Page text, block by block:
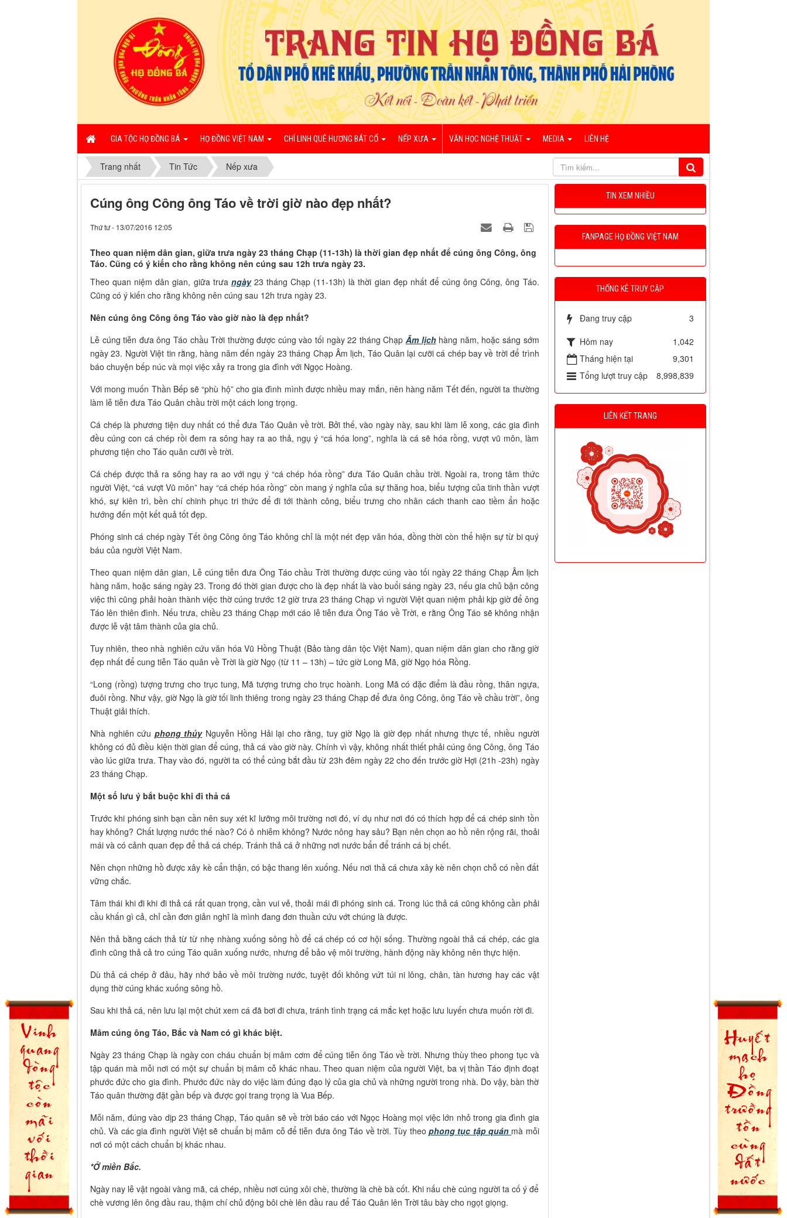
GIA TỘC HỌ ĐỒNG BÁ HỌ ĐỒNG VIỆT NAM CHÍ LINH QUÊ HƯƠNG BÁT CỔ NẾP XƯA VĂN HỌC NGHỆ THUẬT MEDIA LIÊN HỆ
Trang nhất Tin Tức Nếp xưa
Cúng ông Công ông Táo về trời giờ nào đẹp nhất?
Thứ tư - 13/07/2016 12:05
Theo quan niệm dân gian, giữa trưa ngày 23 tháng Chạp (11-13h) là thời gian đẹp nhất để cúng ông Công, ông
Táo. Cũng có ý kiến cho rằng không nên cúng sau 12h trưa ngày 23.
Theo quan niệm dân gian, giữa trưa ngày23 tháng Chạp (11-13h) là thời gian đẹp nhất để cúng ông Công, ông Táo.
Cũng có ý kiến cho rằng không nên cúng sau 12h trưa ngày 23.
Nên cúng ông Công ông Táo vào giờ nào là đẹp nhất?
Lễ cúng tiễn đưa ông Táo chầu Trời thường được cúng vào tối ngày 22 tháng Chạp Âm lịchhàng năm, hoặc sáng sớm
ngày 23. Người Việt tin rằng, hàng năm đến ngày 23 tháng Chạp Âm lịch, Táo Quân lại cưỡi cá chép bay về trời để trình
báo chuyện bếp núc và mọi việc xảy ra trong gia đình với Ngọc Hoàng.
Với mong muốn Thần Bếp sẽ “phù hộ” cho gia đình mình được nhiều may mắn, nên hàng năm Tết đến, người ta thường
làm lễ tiễn đưa Táo Quân chầu trời một cách long trọng.
Cá chép là phương tiện duy nhất có thể đưa Táo Quân về trời. Bởi thế, vào ngày này, sau khi làm lễ xong, các gia đình
đều cúng con cá chép rồi đem ra sông hay ra ao thả, ngụ ý “cá hóa long”, nghĩa là cá sẽ hóa rồng, vượt vũ môn, làm
phương tiện cho Táo quân cưỡi về trời.
Cá chép được thả ra sông hay ra ao với ngụ ý “cá chép hóa rồng” đưa Táo Quân chầu trời. Ngoài ra, trong tâm thức
người Việt, “cá vượt Vũ môn” hay “cá chép hóa rồng” còn mang ý nghĩa của sự thăng hoa, biểu tượng của tinh thần vượt
khó, sự kiên trì, bền chí chinh phục tri thức để đi tới thành công, biểu trưng cho nhân cách thanh cao tiềm ẩn hoặc
hướng đến một kết quả tốt đẹp.
Phóng sinh cá chép ngày Tết ông Công ông Táo không chỉ là một nét đẹp văn hóa, đồng thời còn thể hiện sự từ bi quý
báu của người Việt Nam.
Theo quan niệm dân gian, Lễ cúng tiễn đưa Ông Táo chầu Trời thường được cúng vào tối ngày 22 tháng Chạp Âm lịch
hàng năm, hoặc sáng ngày 23. Trong đó thời gian được cho là đẹp nhất là vào buổi sáng ngày 23, nếu gia chủ bận công
việc thì cũng phải hoàn thành việc thờ cúng trước 12 giờ trưa 23 tháng Chạp vì người Việt quan niệm phải kịp giờ để ông
Táo lên thiên đình. Nếu trưa, chiều 23 tháng Chạp mới cáo lễ tiễn đưa Ông Táo về Trời, e rằng Ông Táo sẽ không nhận
được lễ vật tâm thành của gia chủ.
Tuy nhiên, theo nhà nghiên cứu văn hóa Vũ Hồng Thuật (Bảo tàng dân tộc Việt Nam), quan niệm dân gian cho rằng giờ
đẹp nhất để cung tiễn Táo quân về Trời là giờ Ngọ (từ 11 – 13h) – tức giờ Long Mã, giờ Ngọ hóa Rồng.
“Long (rồng) tượng trưng cho trục tung, Mã tượng trưng cho trục hoành. Long Mã có đặc điểm là đầu rồng, thân ngựa,
đuôi rồng. Như vậy, giờ Ngọ là giờ tối linh thiêng trong ngày 23 tháng Chạp để đưa ông Công, ông Táo về chầu trời”, ông
Thuật giải thích.
Nhà nghiên cứu phong thủyNguyễn Hồng Hải lại cho rằng, tuy giờ Ngọ là giờ đẹp nhất nhưng thực tế, nhiều người
không có đủ điều kiện thời gian để cúng, thả cá vào giờ này. Chính vì vậy, không nhất thiết phải cúng ông Công, ông Táo
vào lúc giữa trưa. Thay vào đó, người ta có thể cúng bắt đầu từ 23h đêm ngày 22 cho đến trước giờ Hợi (21h -23h) ngày
23 tháng Chạp.
Một số lưu ý bắt buộc khi đi thả cá
Trước khi phóng sinh bạn cần nên suy xét kĩ lưỡng môi trường nơi đó, ví dụ như nơi đó có thích hợp để cá chép sinh tồn
hay không? Chất lượng nước thế nào? Có ô nhiễm không? Nước nông hay sâu? Bạn nên chọn ao hồ nên rộng rãi, thoải
mái và có cảnh quan đẹp để thả cá chép. Tránh thả cá ở những nơi nước bẩn để tránh cá bị chết.
Nên chọn những hồ được xây kè cẩn thận, có bậc thang lên xuống. Nếu nơi thả cá chưa xây kè nên chọn chỗ có nền đất
vững chắc.
Tâm thái khi đi khi đi thả cá rất quan trọng, cần vui vẻ, thoải mái đi phóng sinh cá. Trong lúc thả cá cũng không cần phải
cầu khấn gì cả, chỉ cần đơn giản nghĩ là mình đang đơn thuần cứu vớt chúng là được.
Nên thả bằng cách thả từ từ nhẹ nhàng xuống sông hồ để cá chép có cơ hội sống. Thường ngoài thả cá chép, các gia
đình cũng thả cả tro cúng Táo quân xuống nước, nhưng để bảo vệ môi trường, hành động này không nên thực hiện.
Dù thả cá chép ở đâu, hãy nhớ bảo về môi trường nước, tuyệt đối không vứt túi ni lông, chân, tàn hương hay các vật
dụng thờ cúng khác xuống sông hồ.
Sau khi thả cá, nên lưu lại một chút xem cá đã bơi đi chưa, tránh tình trạng cá mắc kẹt hoặc lưu luyến chưa muốn rời đi.
Mâm cúng ông Táo, Bắc và Nam có gì khác biệt.
Ngày 23 tháng Chạp là ngày con cháu chuẩn bị mâm cơm để cúng tiễn ông Táo về trời. Nhưng thùy theo phong tục và
tập quán mà mỗi nơi có một sự chuẩn bị mâm cỗ khác nhau. Theo quan niệm của người Việt, ba vị thần Táo định đoạt
phước đức cho gia đình. Phước đức này do việc làm đúng đạo lý của gia chủ và những người trong nhà. Do vậy, bàn thờ
Táo quân thường đặt gần bếp và được gọi trang trọng là Vua Bếp.
Mỗi năm, đúng vào dịp 23 tháng Chạp, Táo quân sẽ về trời báo cáo với Ngọc Hoàng mọi việc lớn nhỏ trong gia đình gia
chủ. Và các gia đình người Việt sẽ chuẩn bị mâm cỗ để tiễn đưa ông Táo về trời. Tùy theo phong tục tập quán mà mỗi
nơi có một cách chuẩn bị khác nhau.
*Ở miền Bắc.
Ngày nay lễ vật ngoài vàng mã, cá chép, nhiều nơi cúng xôi chè, thường là chè bà cốt. Khi nấu chè cúng người ta cố ý để
chè vương lên ông đầu rau, thậm chí chủ động bôi chè lên đầu rau để Táo Quân lên Trời tâu bày cho ngọt giọng.
TIN XEM NHIỀU
FANPAGE HỌ ĐỒNG VIỆT NAM
THỐNG KÊ TRUY CẬP
Đang truy cập
3
Hôm nay
1,042
Tháng hiện tại
9,301
Tổng lượt truy cập
8,998,839
LIÊN KẾT TRANG